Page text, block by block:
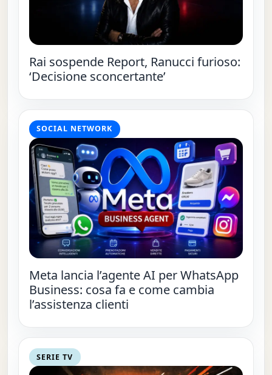
Rai sospende Report, Ranucci furioso:
‘Decisione sconcertante’
SOCIAL NETWORK
Meta lancia l’agente AI per WhatsApp
Business: cosa fa e come cambia
l’assistenza clienti
SERIE TV